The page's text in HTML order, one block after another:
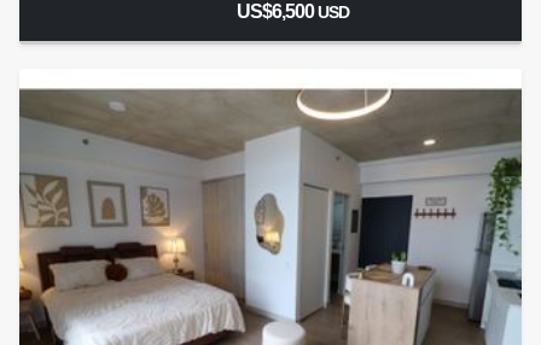
US$6,500USD